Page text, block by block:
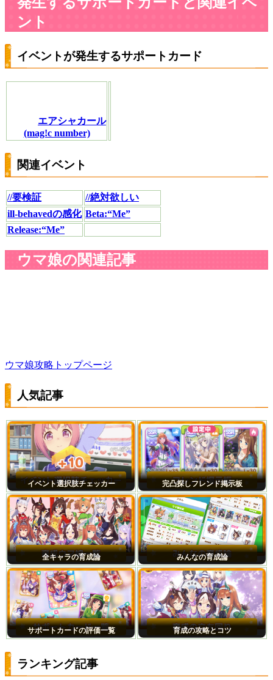
ント
イベントが発生するサポートカード
エアシャカール
(mag!c number)
関連イベント
//要検証
//絶対欲しい
ill-behavedの感化 Beta:“Me”
Release:“Me”
ウマ娘の関連記事
ウマ娘攻略トップページ
人気記事
イベント選択肢チェッカー 完凸探しフレンド掲示板
全キャラの育成論 みんなの育成論
サポートカードの評価一覧 育成の攻略とコツ
ランキング記事